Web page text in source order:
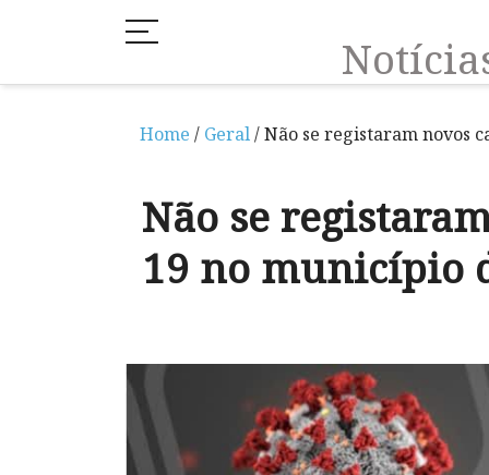
Home / Geral/ Não se registaram novos
Não se
19 no município